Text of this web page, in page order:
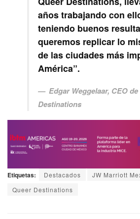
años trabajando con
teniendo buenos
queremos replicar lo
de las ciudades más
América”.
Edgar Weggelaar, CEO
Destinations
Etiquetas: Destacados
JW Marriott
Queer Destinations